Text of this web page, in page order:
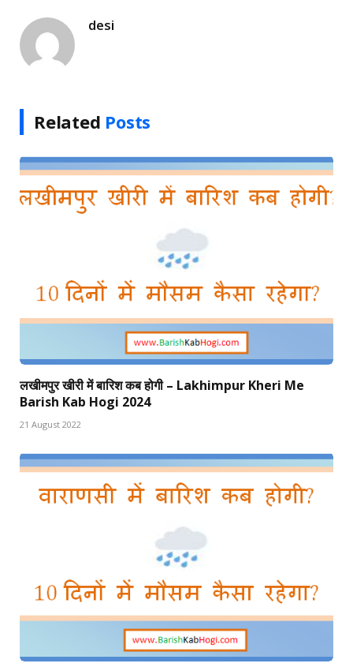
desi
Related Posts
लखीमपुर खीरी में बारिश कब होगी – Lakhimpur Kheri Me
Barish Kab Hogi 2024
21 August 2022